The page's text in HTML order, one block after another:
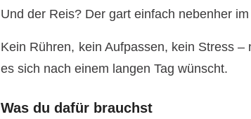
Und der Reis? Der gart einfach nebenher
Kein Rühren, kein Aufpassen, kein Stress
es sich nach einem langen Tag wünscht.
Was du dafür brauchst